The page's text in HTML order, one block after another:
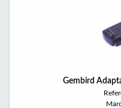
Gembird